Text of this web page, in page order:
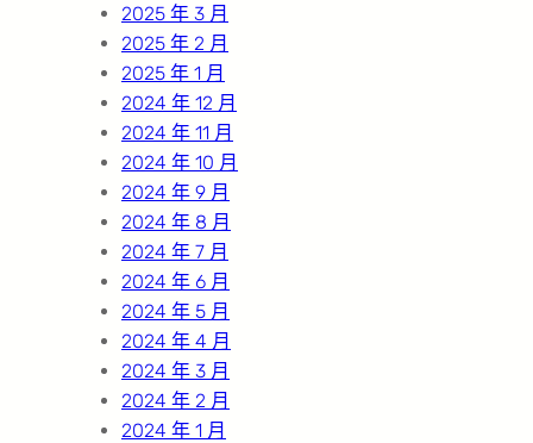
2025 年 3 月
2025 年 2 月
2025 年 1 月
2024 年 12 月
2024 年 11 月
2024 年 10 月
2024 年 9 月
2024 年 8 月
2024 年 7 月
2024 年 6 月
2024 年 5 月
2024 年 4 月
2024 年 3 月
2024 年 2 月
2024 年 1 月